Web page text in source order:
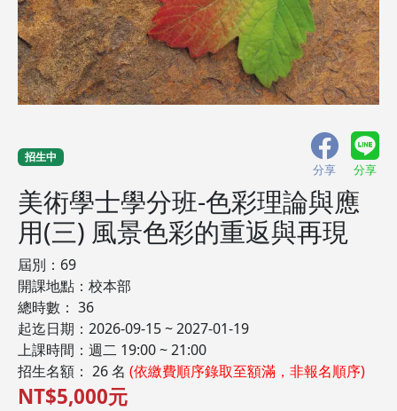
招生中
分享 分享
美術學士學分班-色彩理論與應
用(三) 風景色彩的重返與再現
屆別：69
開課地點：校本部
總時數： 36
起迄日期：2026-09-15 ~ 2027-01-19
上課時間：週二 19:00 ~ 21:00
招生名額： 26 名 (依繳費順序錄取至額滿，非報名順序)
NT$5,000元